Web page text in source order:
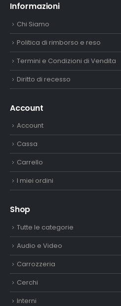
Informazioni
Chi Siamo
Politica di rimborso e reso
Termini e Condizioni di Vendita
Diritto di recesso
Account
Account
Cassa
Carrello
I miei ordini
Shop
Tutte le categorie
Audio e Video
Carrozzeria
Cerchi
Interni